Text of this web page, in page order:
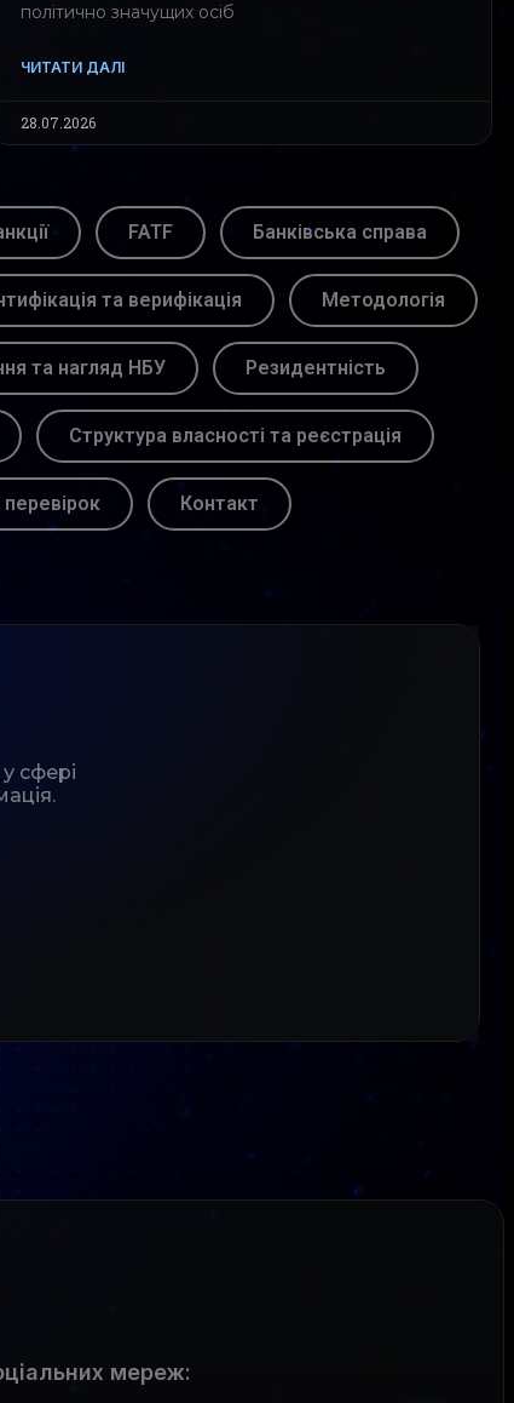
політично значущих осіб
ЧИТАТИ ДАЛІ
28.07.2026
FATF Банківська справа
та верифікація Методологія
та нагляд НБУ Резидентність
Структура власності та реєстрація
Контакт
сфері
мереж: